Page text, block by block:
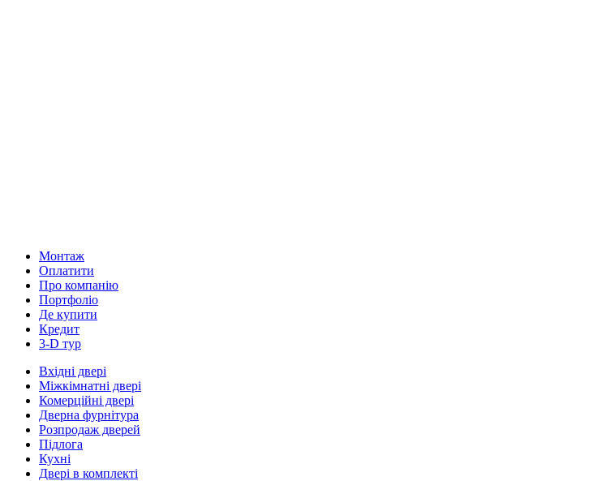
Монтаж
Оплатити
Про компанію
Портфоліо
Де купити
Кредит
3-D тур
Вхідні двері
Міжкімнатні двері
Комерційні двері
Дверна фурнітура
Розпродаж дверей
Підлога
Кухні
Двері в комплекті